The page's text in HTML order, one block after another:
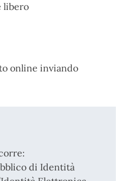
libero
online inviando
di Identità